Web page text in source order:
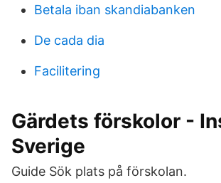
Betala iban skandiabanken
De cada dia
Facilitering
Gärdets förskolor -
Sverige
Guide Sök plats på förskolan.